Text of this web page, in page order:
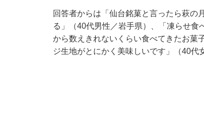
回答者からは「仙台銘菓と言ったら萩の
る」（40代男性／岩手県）、「凍らせ
から数えきれないくらい食べてきたお菓
ジ生地がとにかく美味しいです」（40代